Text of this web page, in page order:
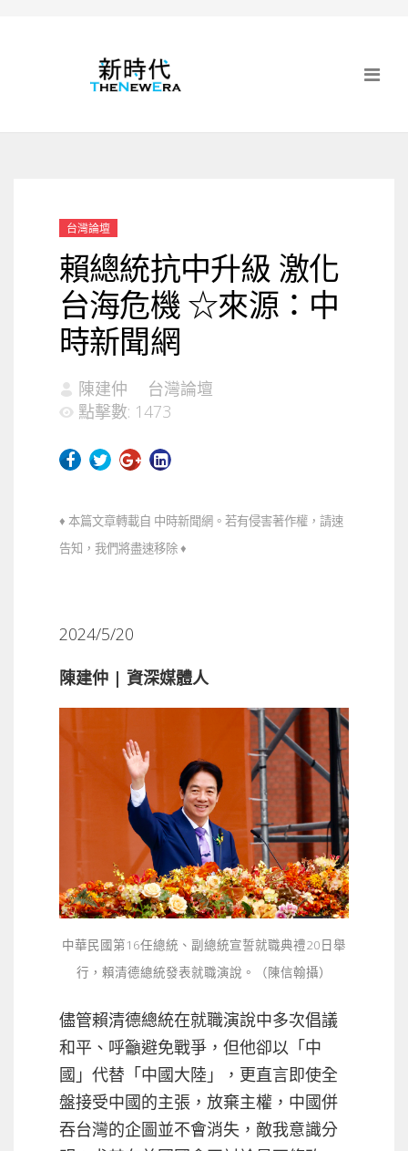
台灣論壇
賴總統抗中升級 激化
台海危機 ☆來源：中
時新聞網
陳建仲
台灣論壇
點擊數: 1473
♦ 本篇文章轉載自 中時新聞網。若有侵害著作權，請速
告知，我們將盡速移除 ♦
2024/5/20
陳建仲 | 資深媒體人
中華民國第16任總統、副總統宣誓就職典禮20日舉
行，賴清德總統發表就職演說。（陳信翰攝）
儘管賴清德總統在就職演說中多次倡議
和平、呼籲避免戰爭，但他卻以「中
國」代替「中國大陸」，更直言即使全
盤接受中國的主張，放棄主權，中國併
吞台灣的企圖並不會消失，敵我意識分